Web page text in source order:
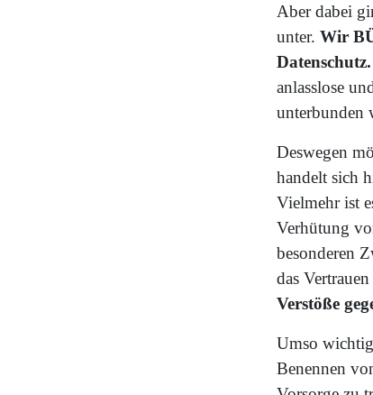
Aber dabei
unter. Wir
Datenschutz.
anlasslose
unterbunden
Deswegen
handelt sich
Vielmehr ist
Verhütung
besonderen
das
Verstöße
Umso
Benennen